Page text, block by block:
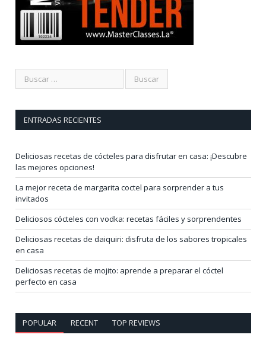
ENTRADAS RECIENTES
Deliciosas recetas de cócteles para disfrutar en casa: ¡Descubre
las mejores opciones!
La mejor receta de margarita coctel para sorprender a tus
invitados
Deliciosos cócteles con vodka: recetas fáciles y sorprendentes
Deliciosas recetas de daiquiri: disfruta de los sabores tropicales
en casa
Deliciosas recetas de mojito: aprende a preparar el cóctel
perfecto en casa
POPULAR RECENT TOP REVIEWS